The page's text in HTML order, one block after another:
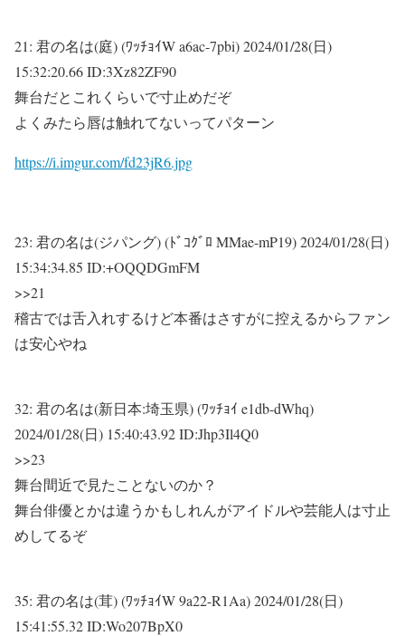
21: 君の名は(庭) (ﾜｯﾁｮｲW a6ac-7pbi)2024/01/28(日)
15:32:20.66 ID:3Xz82ZF90
舞台だとこれくらいで寸止めだぞ
よくみたら唇は触れてないってパターン
https://i.imgur.com/fd23jR6.jpg
23: 君の名は(ジパング) (ﾄﾞｺｸﾞﾛ MMae-mP19)2024/01/28(日)
15:34:34.85 ID:+OQQDGmFM
>>21
稽古では舌入れするけど本番はさすがに控えるからファン
は安心やね
32: 君の名は(新日本:埼玉県) (ﾜｯﾁｮｲ e1db-dWhq)
2024/01/28(日) 15:40:43.92 ID:Jhp3Il4Q0
>>23
舞台間近で見たことないのか？
舞台俳優とかは違うかもしれんがアイドルや芸能人は寸止
めしてるぞ
35: 君の名は(茸) (ﾜｯﾁｮｲW 9a22-R1Aa)2024/01/28(日)
15:41:55.32 ID:Wo207BpX0